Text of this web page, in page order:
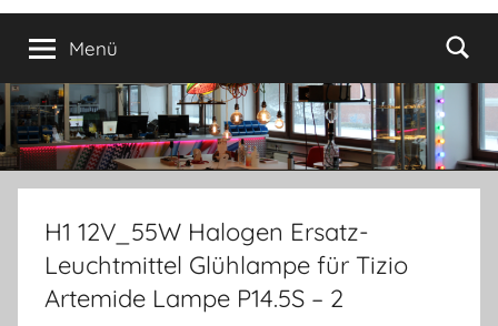
Hamburg
Menü
H1 12V_55W Halogen Ersatz-
Leuchtmittel Glühlampe für Tizio
Artemide Lampe P14.5S – 2